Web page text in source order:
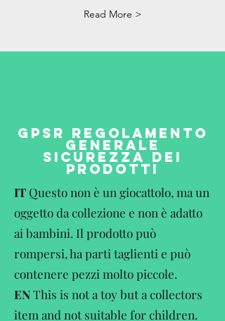
Read More >
GPSR REGOLAMENTO
GENERALE
SICUREZZA DEI
PRODOTTI
IT Questo non è un giocattolo, ma un
oggetto da collezione e non è adatto
ai bambini. Il prodotto può
rompersi, ha parti taglienti e può
contenere pezzi molto piccole.
ENThis is not a toy but a collectors
item and not suitable for children.